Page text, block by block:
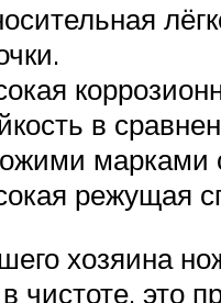
в
марками
режущая
хозяина
чистоте, это